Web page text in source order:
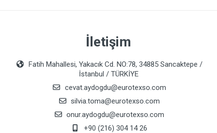
İletişim
Fatih Mahallesi, Yakacık Cd. NO:78, 34885 Sancaktepe /
İstanbul / TÜRKİYE
cevat.aydogdu@eurotexso.com
silvia.toma@eurotexso.com
onur.aydogdu@eurotexso.com
+90 (216) 304 14 26